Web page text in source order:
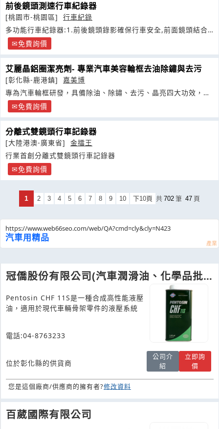
前後鏡頭測速行車紀錄器
[桃園市-桃園區]
行車紀錄
多功能行車紀錄器:1.前後鏡頭錄影確保行車安全,前面鏡頭結合
後視鏡不占空間
免費詢價
艾麗晶鋁圈潔亮劑- 專業汽車美容輪框去油除鏽與去污
[彰化縣-鹿港鎮]
嘉美博
專為汽車輪框研發，具備除油、除鏽、去污、晶亮四大功效，強
效分解煞車粉塵與積垢髒污
免費詢價
分離式雙鏡頭行車記錄器
[大陸港澳-廣東省]
金擂王
行業首創分離式雙鏡頭行車記錄器
免費詢價
1 2 3 4 5 6 7 8 9 10 下10頁 共 702 筆 47 頁
https://www.web66seo.com/web/QA?cmd=cly&cly=N423
汽車用精品
冠僑股份有限公司(汽車潤滑油、化學品批
Pentosin CHF 11S是一種合成高性能液壓
油，適用於現代車輛骨架零件的液壓系統
電話:04-8763233
位於彰化縣的供貨商
公司介
紹
立即詢
價
您是這個廠商/供應商的擁有者?修改資料
百葳國際有限公司